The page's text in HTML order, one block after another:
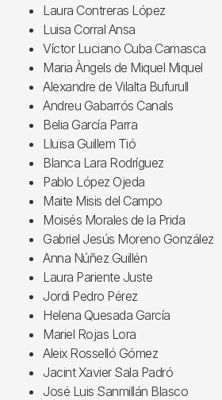
Laura Contreras López
Luisa Corral Ansa
Víctor Luciano Cuba Camasca
Maria Àngels de Miquel Miquel
Alexandre de Vilalta Bufurull
Andreu Gabarrós Canals
Belia García Parra
Lluïsa Guillem Tió
Blanca Lara Rodríguez
Pablo López Ojeda
Maite Misis del Campo
Moisés Morales de la Prida
Gabriel Jesús Moreno González
Anna Núñez Guillén
Laura Pariente Juste
Jordi Pedro Pérez
Helena Quesada García
Mariel Rojas Lora
Aleix Rosselló Gómez
Jacint Xavier Sala Padró
José Luis Sanmillán Blasco